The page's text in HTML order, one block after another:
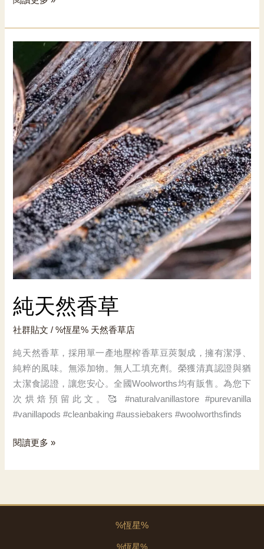
豆
風
味
純天然香草
社群貼文 / %恆星% 天然香草店
純天然香草，採用單一產地壓榨香草豆莢製成，擁有潔淨、
純粹的風味。無添加物。無人工填充劑。榮獲清真認證與猶
太潔食認證，讓您安心。全國Woolworths均有販售。為您下
次烘焙預留此文。🥰 #naturalvanillastore #purevanilla
#vanillapods #cleanbaking #aussiebakers #woolworthsfinds
純
然
草
閱讀更多 »
%恆星%
%恆星%